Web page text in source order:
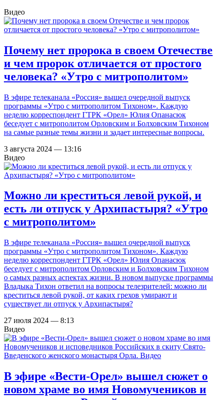
Видео
Почему нет пророка в своем Отечестве
и чем пророк отличается от простого
человека? «Утро с митрополитом»
В эфире телеканала «Россия» вышел очередной выпуск
программы «Утро с митрополитом Тихоном». Каждую
неделю корреспондент ГТРК «Орел» Юлия Опанасюк
беседует с митрополитом Орловским и Болховским Тихоном
на самые разные темы жизни и задает интересные вопросы.
3 августа 2024 — 13:16
Видео
Можно ли креститься левой рукой, и
есть ли отпуск у Архипастыря? «Утро
с митрополитом»
В эфире телеканала «Россия» вышел очередной выпуск
программы «Утро с митрополитом Тихоном». Каждую
неделю корреспондент ГТРК «Орел» Юлия Опанасюк
беседует с митрополитом Орловским и Болховским Тихоном
о самых разных аспектах жизни. В новом выпуске программы
Владыка Тихон ответил на вопросы телезрителей: можно ли
креститься левой рукой, от каких грехов умирают и
существует ли отпуск у Архипастыря?
27 июля 2024 — 8:13
Видео
В эфире «Вести-Орел» вышел сюжет о
новом храме во имя Новомучеников и